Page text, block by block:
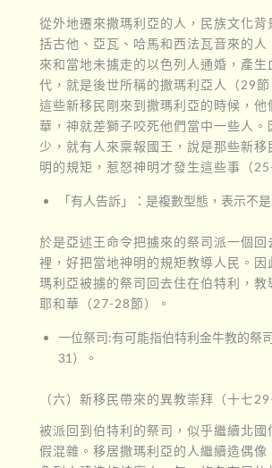
從外地遷來撒瑪利亞的人，民族文化背
括古他、亞瓦、哈馬和西法瓦音來的人
來和當地未擄走的以色列人通婚，產生
代，就是後世所稱的撒瑪利亞人（29節
這些新移民剛來到撒瑪利亞的時候，他
華，神就差獅子咬死他們當中一些人。
少，就有人來稟報國王，說是那些新移
明的規矩，惹怒神明才發生這些事（
「有人告訴」：是複數型態，表示不
於是亞述王命令把擄來的祭司派一個回
裡，好把當地神明的規矩教導人民。因
瑪利亞被擄的祭司回去住在伯特利，教
耶和華（27-28節）。
一位祭司:有可能指伯特利金牛教的祭
31）。
（六）新移民帶來的異教崇拜（十七
被派回到伯特利的祭司，似乎繼續北國
假混雜。移居撒瑪利亞的人繼續造偶像